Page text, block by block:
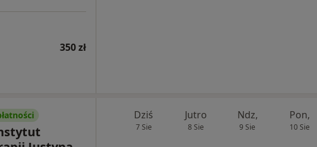
350 zł
Dziś
7 Sie
Jutro
8 Sie
Ndz,
9 Sie
Pon,
10 Sie